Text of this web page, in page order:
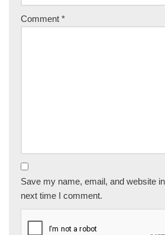
Comment *
Save my name, email, and website
next time I comment.